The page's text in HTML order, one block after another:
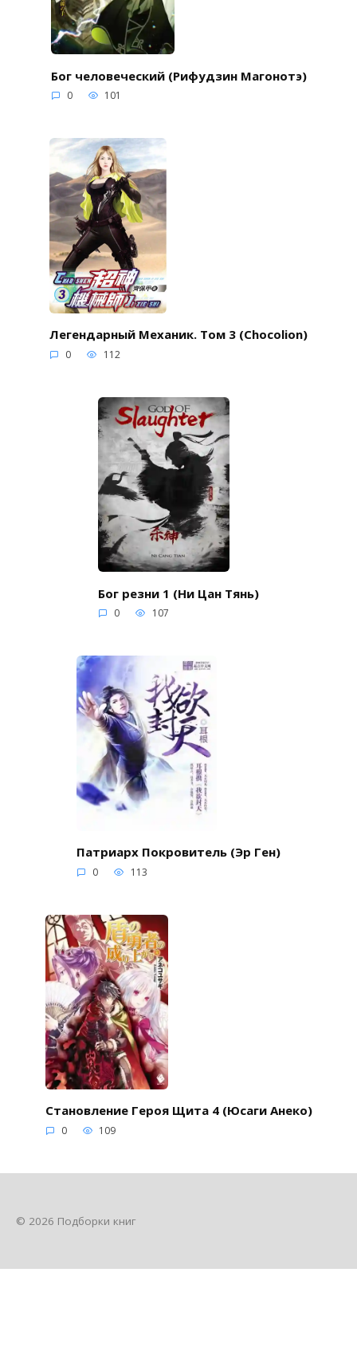
Бог человеческий (Рифудзин Магонотэ)
0 101
Легендарный Механик. Том 3 (Chocolion)
0 112
Бог резни 1 (Ни Цан Тянь)
0 107
Патриарх Покровитель (Эр Ген)
0 113
Становление Героя Щита 4 (Юсаги Анеко)
0 109
© 2026 Подборки книг